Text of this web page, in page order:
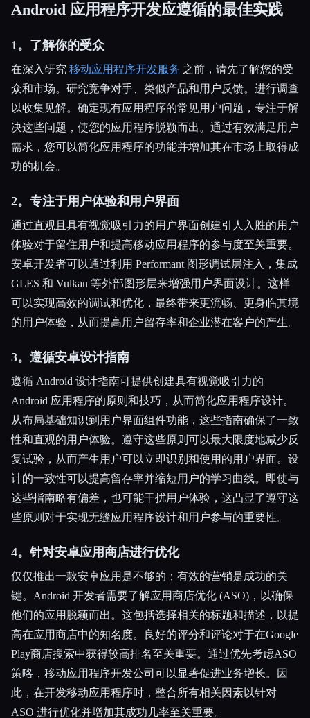
Android 应用程序开发应遵循的最佳实践
1。了解你的受众
在深入研究 移动应用程序开发服务 之前，请先了解您的受
众和市场。研究竞争对手、类似产品和用户反馈。进行调查
以收集见解。确定现有应用程序的常见用户问题，专注于解
决这些问题，使您的应用程序脱颖而出。通过有效满足用户
需求，您可以简化应用程序的功能并增加其在市场上取得成
功的机会。
2。专注于用户体验和用户界面
通过直观且具有视觉吸引力的用户界面创建引人入胜的用户
体验对于留住用户和提高移动应用程序的参与度至关重要。
安卓开发者可以通过利用 Performant 图形调试层注入，集成
GLES 和 Vulkan 等外部图形层来增强用户界面设计。这样
可以实现高效的调试和优化，最终带来更流畅、更身临其境
的用户体验，从而提高用户留存率和企业潜在客户的产生。
3。遵循安卓设计指南
遵循 Android 设计指南可提供创建具有视觉吸引力的
Android 应用程序的原则和技巧，从而简化应用程序设计。
从布局基础知识到用户界面组件功能，这些指南确保了一致
性和直观的用户体验。遵守这些原则可以最大限度地减少反
复试验，从而产生用户可以立即识别和使用的用户界面。设
计的一致性可以提高留存率并缩短用户的学习曲线。即使与
这些指南略有偏差，也可能干扰用户体验，这凸显了遵守这
些原则对于实现无缝应用程序设计和用户参与的重要性。
4。针对安卓应用商店进行优化
仅仅推出一款安卓应用是不够的；有效的营销是成功的关
键。Android 开发者需要了解应用商店优化 (ASO)，以确保
他们的应用脱颖而出。这包括选择相关的标题和描述，以提
高在应用商店中的知名度。良好的评分和评论对于在Google
Play商店搜索中获得较高排名至关重要。通过优先考虑ASO
策略，移动应用程序开发公司可以显著促进业务增长。因
此，在开发移动应用程序时，整合所有相关因素以针对
ASO 进行优化并增加其成功几率至关重要。